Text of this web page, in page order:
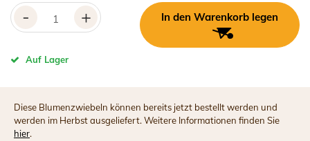
- + In den Warenkorb legen
Auf Lager
Diese Blumenzwiebeln können bereits jetzt bestellt werden und
werden im Herbst ausgeliefert. Weitere Informationen finden Sie
hier.